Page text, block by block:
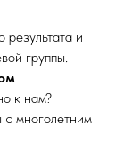
результата и
группы.
к нам?
многолетним